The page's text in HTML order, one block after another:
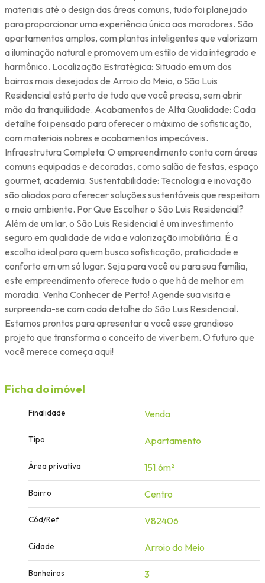
materiais até o design das áreas comuns, tudo foi planejado
para proporcionar uma experiência única aos moradores. São
apartamentos amplos, com plantas inteligentes que valorizam
a iluminação natural e promovem um estilo de vida integrado e
harmônico. Localização Estratégica: Situado em um dos
bairros mais desejados de Arroio do Meio, o São Luis
Residencial está perto de tudo que você precisa, sem abrir
mão da tranquilidade. Acabamentos de Alta Qualidade: Cada
detalhe foi pensado para oferecer o máximo de sofisticação,
com materiais nobres e acabamentos impecáveis.
Infraestrutura Completa: O empreendimento conta com áreas
comuns equipadas e decoradas, como salão de festas, espaço
gourmet, academia. Sustentabilidade: Tecnologia e inovação
são aliados para oferecer soluções sustentáveis que respeitam
o meio ambiente. Por Que Escolher o São Luis Residencial?
Além de um lar, o São Luis Residencial é um investimento
seguro em qualidade de vida e valorização imobiliária. É a
escolha ideal para quem busca sofisticação, praticidade e
conforto em um só lugar. Seja para você ou para sua família,
este empreendimento oferece tudo o que há de melhor em
moradia. Venha Conhecer de Perto! Agende sua visita e
surpreenda-se com cada detalhe do São Luis Residencial.
Estamos prontos para apresentar a você esse grandioso
projeto que transforma o conceito de viver bem. O futuro que
você merece começa aqui!
Ficha do imóvel
Finalidade Venda
Tipo Apartamento
Área privativa 151.6m²
Bairro Centro
Cód/Ref V82406
Cidade Arroio do Meio
Banheiros 3